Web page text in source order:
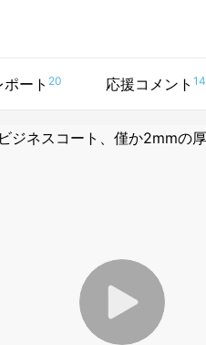
ート 20 応援コメント 14